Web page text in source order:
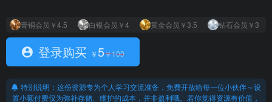
青铜会员 ￥4.5 白银会员 ￥4 黄金会员 ￥3.5 钻石会员 ￥3
登录购买 ￥5￥100
特别说明：这份资源专为个人学习交流准备，免费开放给每一位小伙伴～设
置小额付费仅为弥补存储、维护的成本，并非盈利哦。若你觉得资源有价值，